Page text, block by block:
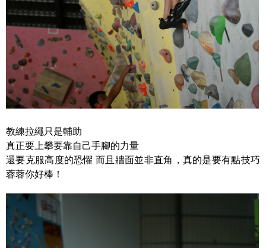
教練拉繩只是輔助
真正要上攀要靠自己手腳的力量
還要克服高度的恐懼 而且牆面並非直角，真的是要有點技巧
蓉蓉你好棒！